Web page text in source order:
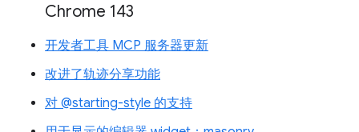
Chrome 143
开发者工具 MCP 服务器更新
改进了轨迹分享功能
对 @starting-style 的支持